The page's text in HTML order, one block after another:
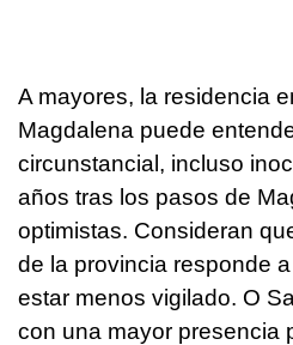
A mayores, la residencia
Magdalena puede
circunstancial, incluso
años tras los pasos de
optimistas. Consideran
de la provincia responde
estar menos vigilado. O
con una mayor presencia